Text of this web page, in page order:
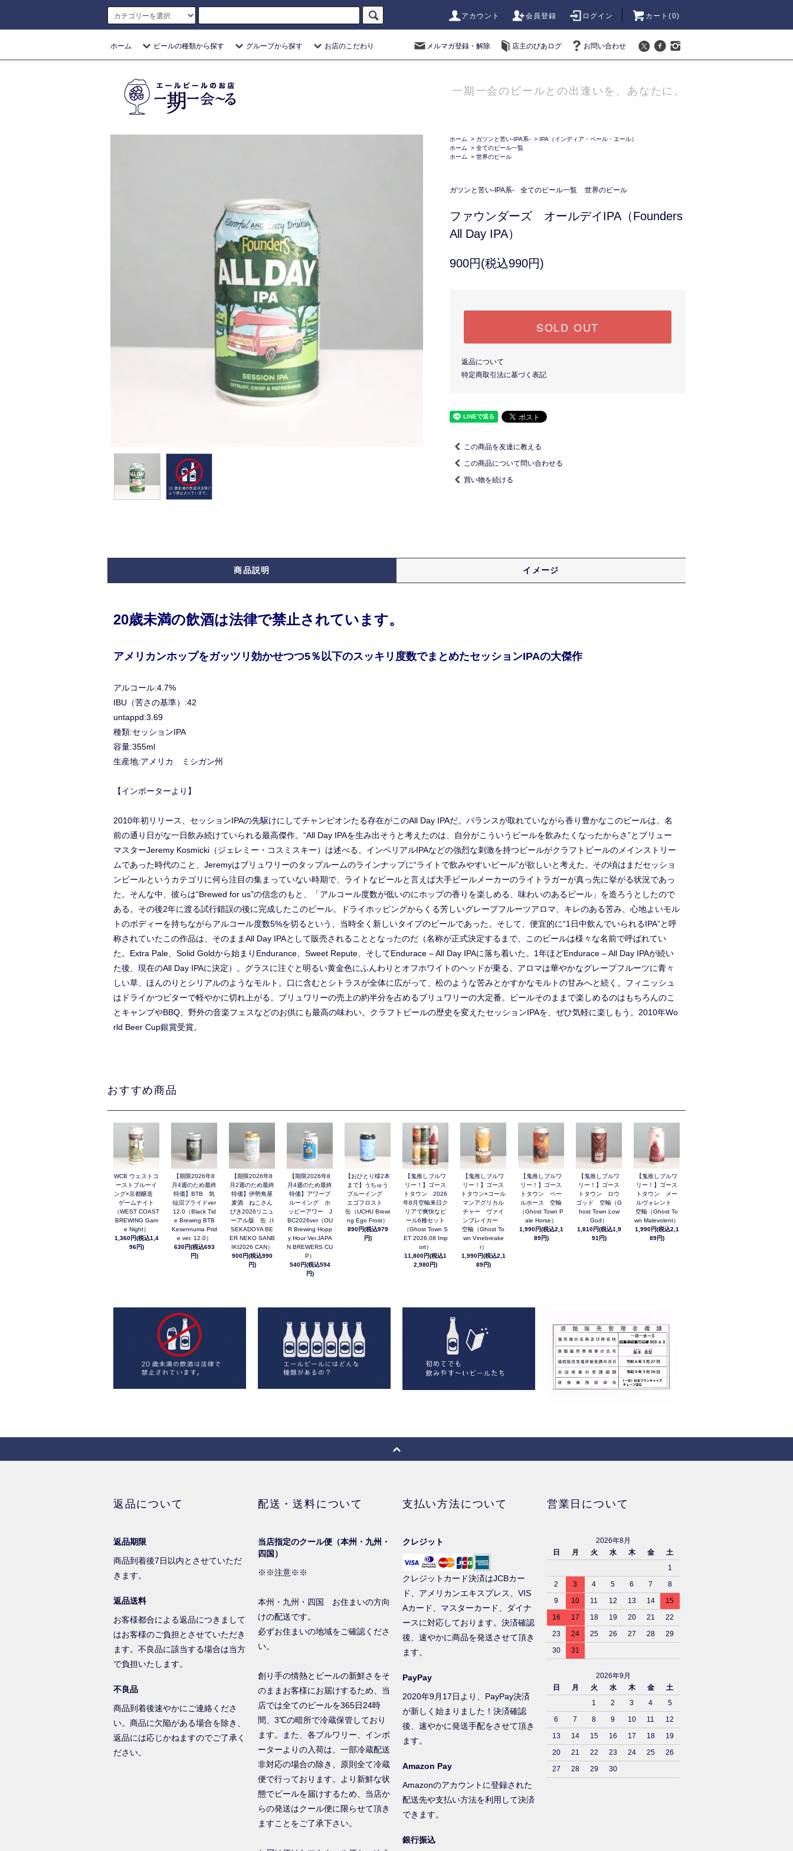
アカウント 会員登録 ログイン カート(0)
ホーム ビールの種類から探す グループから探す お店のこだわり メルマガ登録・解除 店主のびあログ お問い合わせ
一期一会のビールとの出逢いを、あなたに。
ホーム > ガツンと苦い-IPA系- > IPA（インディア・ペール・エール）
ホーム
> 全てのビール一覧
ホーム
> 世界のビール
ガツンと苦い-IPA系- 全てのビール一覧 世界のビール
ファウンダーズ オールデイIPA（Founders
All Day IPA）
900円(税込990円)
SOLD OUT
返品について
特定商取引法に基づく表記
この商品を友達に教える
この商品について問い合わせる
買い物を続ける
商品説明 イメージ
20歳未満の飲酒は法律で禁止されています。
アメリカンホップをガッツリ効かせつつ5％以下のスッキリ度数でまとめたセッションIPAの大傑作
アルコール:4.7%
IBU（苦さの基準）:42
untappd:3.69
種類:セッションIPA
容量:355ml
生産地:アメリカ ミシガン州
【インポーターより】
2010年初リリース、セッションIPAの先駆けにしてチャンピオンたる存在がこのAll Day IPAだ。バランスが取れていながら香り豊かなこのビールは、名
前の通り日がな一日飲み続けていられる最高傑作。“All Day IPAを生み出そうと考えたのは、自分がこういうビールを飲みたくなったからさ”とブリュー
マスターJeremy Kosmicki（ジェレミー・コスミスキー）は述べる。インペリアルIPAなどの強烈な刺激を持つビールがクラフトビールのメインストリー
ムであった時代のこと、Jeremyはブリュワリーのタップルームのラインナップに“ライトで飲みやすいビール”が欲しいと考えた。その頃はまだセッショ
ンビールというカテゴリに何ら注目の集まっていない時期で、ライトなビールと言えば大手ビールメーカーのライトラガーが真っ先に挙がる状況であっ
た。そんな中、彼らは“Brewed for us”の信念のもと、「アルコール度数が低いのにホップの香りを楽しめる、味わいのあるビール」を造ろうとしたので
ある。その後2年に渡る試行錯誤の後に完成したこのビール。ドライホッピングからくる芳しいグレープフルーツアロマ、キレのある苦み、心地よいモル
トのボディーを持ちながらアルコール度数5%を切るという、当時全く新しいタイプのビールであった。そして、便宜的に“1日中飲んでいられるIPA”と呼
称されていたこの作品は、そのままAll Day IPAとして販売されることとなったのだ（名称が正式決定するまで、このビールは様々な名前で呼ばれてい
た。Extra Pale、Solid Goldから始まりEndurance、Sweet Repute、そしてEndurace – All Day IPAに落ち着いた。1年ほどEndurace – All Day IPAが続い
た後、現在のAll Day IPAに決定）。グラスに注ぐと明るい黄金色にふんわりとオフホワイトのヘッドが乗る。アロマは華やかなグレープフルーツに青々
しい草、ほんのりとシリアルのようなモルト。口に含むとシトラスが全体に広がって、松のような苦みとかすかなモルトの甘みへと続く。フィニッシュ
はドライかつビターで軽やかに切れ上がる。ブリュワリーの売上の約半分を占めるブリュワリーの大定番。ビールそのままで楽しめるのはもちろんのこ
とキャンプやBBQ、野外の音楽フェスなどのお供にも最高の味わい。クラフトビールの歴史を変えたセッションIPAを、ぜひ気軽に楽しもう。2010年Wo
rld Beer Cup銀賞受賞。
おすすめ商品
WCB ウェストコ
ーストブルーイ
ング×京都醸造
ゲームナイト
（WEST COAST
BREWING Gam
e Night）
1,360円(税込1,4
96円)
【期限2026年8
月4週のため最終
特価】BTB 気
仙沼プライドver
12.0（Black Tid
e Brewing BTB
Kesennuma Prid
e ver. 12.0）
630円(税込693
円)
【期限2026年8
月2週のため最終
特価】伊勢角屋
麦酒 ねこさん
びき2026リニュ
ーアル版 缶（I
SEKADOYA BE
ER NEKO SANB
IKI2026 CAN）
900円(税込990
円)
【期限2026年8
月4週のため最終
特価】アワーブ
ルーイング ホ
ッピーアワー J
BC2026ver（OU
R Brewing Hopp
y Hour Ver.JAPA
N BREWERS CU
P）
540円(税込594
円)
【おひとり様2本
まで】うちゅう
ブルーイング
エゴフロスト
缶（UCHU Brewi
ng Ego Frost）
890円(税込979
円)
【鬼推しブルワ
リー！】ゴース
トタウン 2026
年8月空輸来日ク
リアで爽快なビ
ール6種セット
（Ghost Town S
ET 2026.08 Imp
ort）
11,800円(税込1
2,980円)
【鬼推しブルワ
リー！】ゴース
トタウン×コール
マンアグリカル
チャー ヴァイ
ンブレイカー
空輸（Ghost To
wn Vinebreake
r）
1,990円(税込2,1
89円)
【鬼推しブルワ
リー！】ゴース
トタウン ペー
ルホース 空輸
（Ghost Town P
ale Horse）
1,990円(税込2,1
89円)
【鬼推しブルワ
リー！】ゴース
トタウン ロウ
ゴッド 空輸（G
host Town Low
God）
1,810円(税込1,9
91円)
【鬼推しブルワ
リー！】ゴース
トタウン メー
ルヴォレント
空輸（Ghost To
wn Malevolent）
1,990円(税込2,1
89円)
返品について
返品期限
商品到着後7日以内とさせていただ
きます。
返品送料
お客様都合による返品につきまして
はお客様のご負担とさせていただき
ます。不良品に該当する場合は当方
で負担いたします。
不良品
商品到着後速やかにご連絡くださ
い。商品に欠陥がある場合を除き、
返品には応じかねますのでご了承く
ださい。
配送・送料について
当店指定のクール便（本州・九州・
四国）
※※注意※※
本州・九州・四国 お住まいの方向
けの配送です。
必ずお住まいの地域をご確認くださ
い。
創り手の情熱とビールの新鮮さをそ
のままお客様にお届けするため、当
店では全てのビールを365日24時
間、3℃の暗所で冷蔵保管しており
ます。また、各ブルワリー、インポ
ーターよりの入荷は、一部冷蔵配送
非対応の場合の除き、原則全て冷蔵
便で行っております。より新鮮な状
態でビールを届けするため、当店か
らの発送はクール便に限らせて頂き
ますことをご了承下さい。
支払い方法について
クレジット
クレジットカード決済はJCBカー
ド、アメリカンエキスプレス、VIS
Aカード、マスターカード、ダイナ
ースに対応しております。決済確認
後、速やかに商品を発送させて頂き
ます。
PayPay
2020年9月17日より、PayPay決済
が新しく始まりました！決済確認
後、速やかに発送手配をさせて頂き
ます。
Amazon Pay
Amazonのアカウントに登録された
配送先や支払い方法を利用して決済
できます。
銀行振込
営業日について
2026年8月
日
月 火 水 木 金
土
1
2
3 4 5 6 7
8
9
10 11 12 13 14
15
16
17 18 19 20 21
22
23
24 25 26 27 28
29
30
31
2026年9月
日
月 火 水 木 金
土
1
2 3 4
5
6
7 8 9 10 11
12
13
14 15 16 17 18
19
20
21 22 23 24 25
26
27
28 29 30